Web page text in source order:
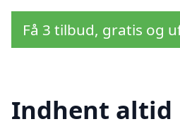
Få 3 tilbud, gratis og
Indhent altid